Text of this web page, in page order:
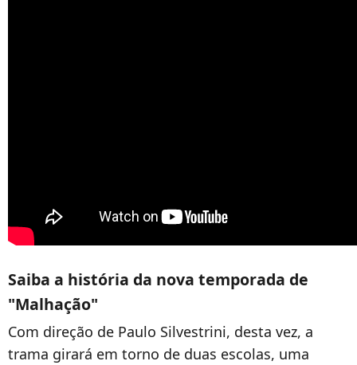
Saiba a história da nova temporada de
"Malhação"
Com direção de Paulo Silvestrini, desta vez, a
trama girará em torno de duas escolas, uma